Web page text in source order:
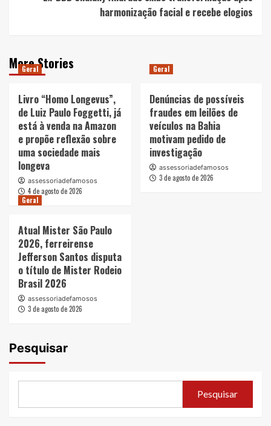
harmonização facial e recebe elogios
More Stories
Geral
Livro “Homo Longevus”,
de Luiz Paulo Foggetti, já
está à venda na Amazon
e propõe reflexão sobre
uma sociedade mais
longeva
assessoriadefamosos
4 de agosto de 2026
Geral
Denúncias de possíveis
fraudes em leilões de
veículos na Bahia
motivam pedido de
investigação
assessoriadefamosos
3 de agosto de 2026
Geral
Atual Mister São Paulo
2026, ferreirense
Jefferson Santos disputa
o título de Mister Rodeio
Brasil 2026
assessoriadefamosos
3 de agosto de 2026
Pesquisar
Pesquisar